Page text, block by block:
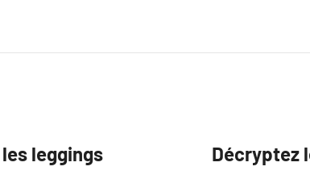
leggings
Décryptez